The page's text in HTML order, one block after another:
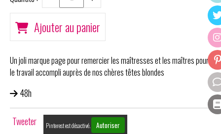
Ajouter au panier
Un joli marque page pour remercier les maîtresses et les maîtres pour
le travail accompli auprès de nos chères têtes blondes
48h
Tweeter Pinterest est désactivé. Autoriser